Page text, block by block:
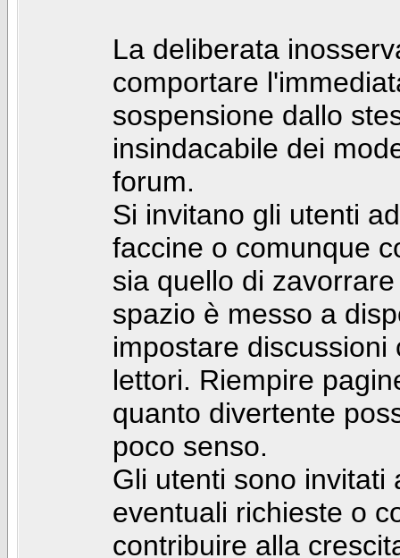
La deliberata
comportare
sospensione dallo
insindacabile dei
forum.
Si invitano gli utenti
faccine o comunque
sia quello di
spazio è messo a
impostare
lettori. Riempire
quanto divertente
poco senso.
Gli utenti sono invitati
eventuali richieste o
contribuire alla